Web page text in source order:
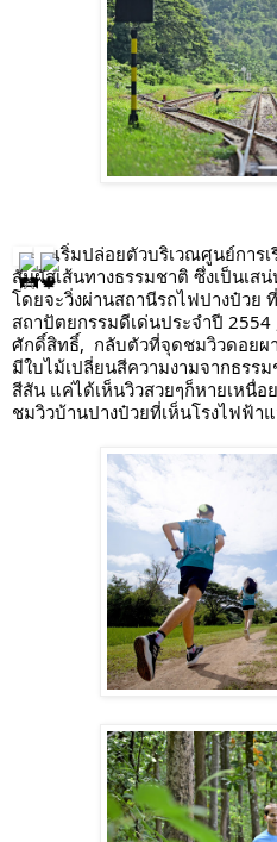
เริ่มปล่อยตัวบริเวณศูนย์การ
สัมผัสเส้นทางธรรมชาติ ซึ่งเป็นเส
โดยจะวิ่งผ่านสถานีรถไฟปางป๋วย
สถาปัตยกรรมดีเด่นประจำปี
ศักดิ์สิทธิ์,  กลับตัวที่จุดชมวิวดอยผ
มีใบไม้เปลี่ยนสีความงามจากธรร
สีสัน แค่ได้เห็นวิวสวยๆก็หายเหนื่
ชมวิวบ้านปางป๋วยที่เห็นโรงไฟฟ้า